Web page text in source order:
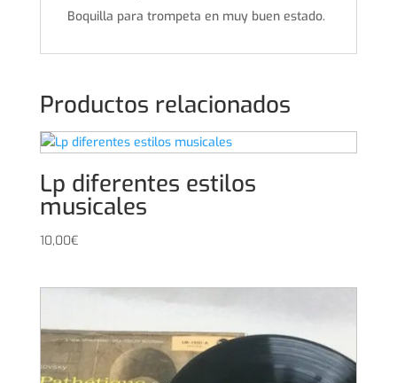
Boquilla para trompeta en muy buen estado.
Productos relacionados
Lp diferentes estilos
musicales
10,00€